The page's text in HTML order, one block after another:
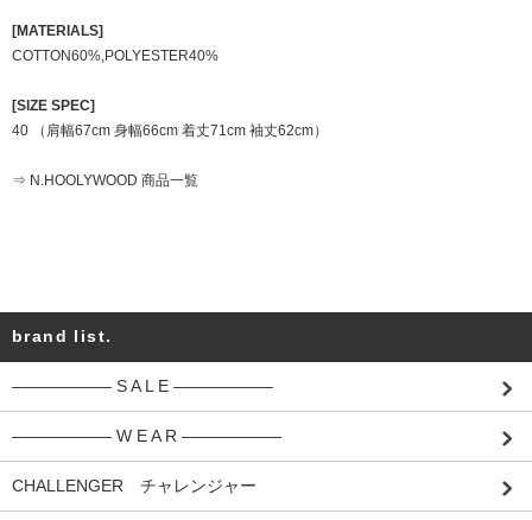
[MATERIALS]
COTTON60%,POLYESTER40%
[SIZE SPEC]
40 （肩幅67cm 身幅66cm 着丈71cm 袖丈62cm）
⇒ N.HOOLYWOOD 商品一覧
brand list.
―――――― S A L E ――――――
―――――― W E A R ――――――
CHALLENGER チャレンジャー